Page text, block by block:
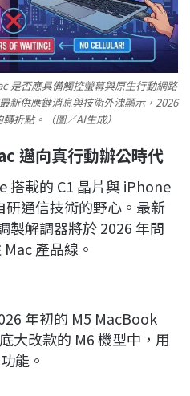
是否應具備觸控螢幕與原生行動網路
新供應鏈消息與技術外洩顯示，2026
折點。（圖／AI生成）
邁向真行動辦公時代
搭載的 C1 晶片與 iPhone
研通信技術的野心。最新
製解調器將於 2026 年問
產品線。
年初的 M5 MacBook
大改款的 M6 機型中，用
能。